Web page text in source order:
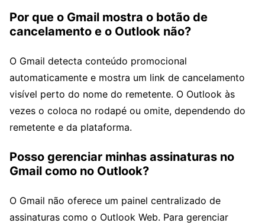
Por que o Gmail mostra o botão de
cancelamento e o Outlook não?
O Gmail detecta conteúdo promocional
automaticamente e mostra um link de cancelamento
visível perto do nome do remetente. O Outlook às
vezes o coloca no rodapé ou omite, dependendo do
remetente e da plataforma.
Posso gerenciar minhas assinaturas no
Gmail como no Outlook?
O Gmail não oferece um painel centralizado de
assinaturas como o Outlook Web. Para gerenciar